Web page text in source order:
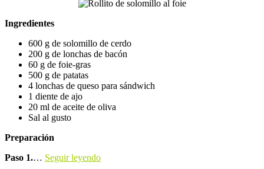
Ingredientes
600 g de solomillo de cerdo
200 g de lonchas de bacón
60 g de foie-gras
500 g de patatas
4 lonchas de queso para sándwich
1 diente de ajo
20 ml de aceite de oliva
Sal al gusto
Preparación
Paso 1.… Seguir leyendo